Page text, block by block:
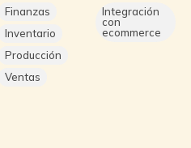
Finanzas
Inventario
Producción
Ventas
Integración
con
ecommerce